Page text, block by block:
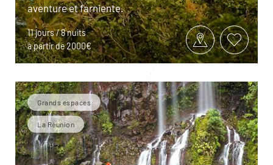
aventure et farniente.
11 jours / 8 nuits
à partir de 2000€
Grands espaces
La Réunion